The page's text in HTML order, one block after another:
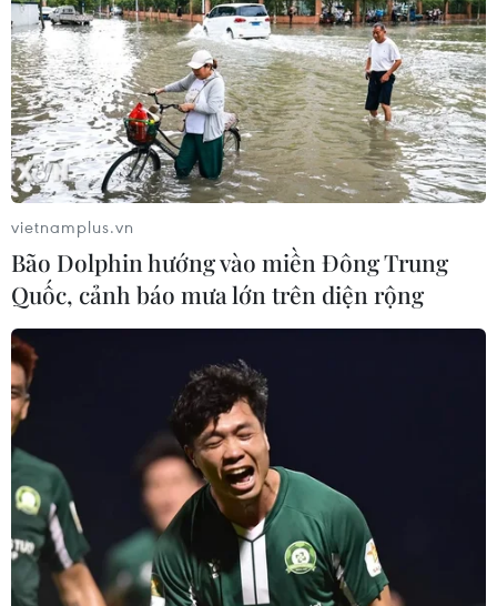
TIN CÙNG CHUYÊN MỤC
Chưa có bằng chứng truyền máu trẻ
giúp chống lão hóa
06/08/2026 23:16
Xung đột Israel-Hamas: Ít nhất 300
trẻ em thiệt mạng trong 300 ngày
qua
06/08/2026 22:56
vietnamplus.vn
Bão Dolphin hướng vào miền Đông Trung
Quốc, cảnh báo mưa lớn trên diện rộng